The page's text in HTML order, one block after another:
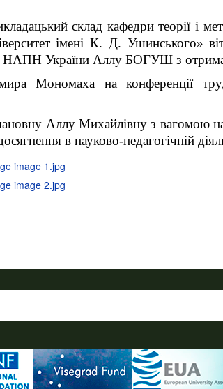
склад кафедри теорії і
імені К. Д. Ушинського»
НАПН України Аллу БОГУШ з
Мономаха на конференції
Аллу Михайлівну з вагомою
в науково-педагогічній